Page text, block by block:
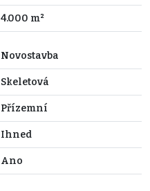
4.000 m²
Novostavba
Skeletová
Přízemní
Ihned
Ano